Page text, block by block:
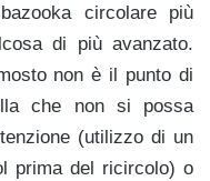
circolare più
di più avanzato.
non è il punto di
che non si possa
(utilizzo di un
prima del ricircolo) o